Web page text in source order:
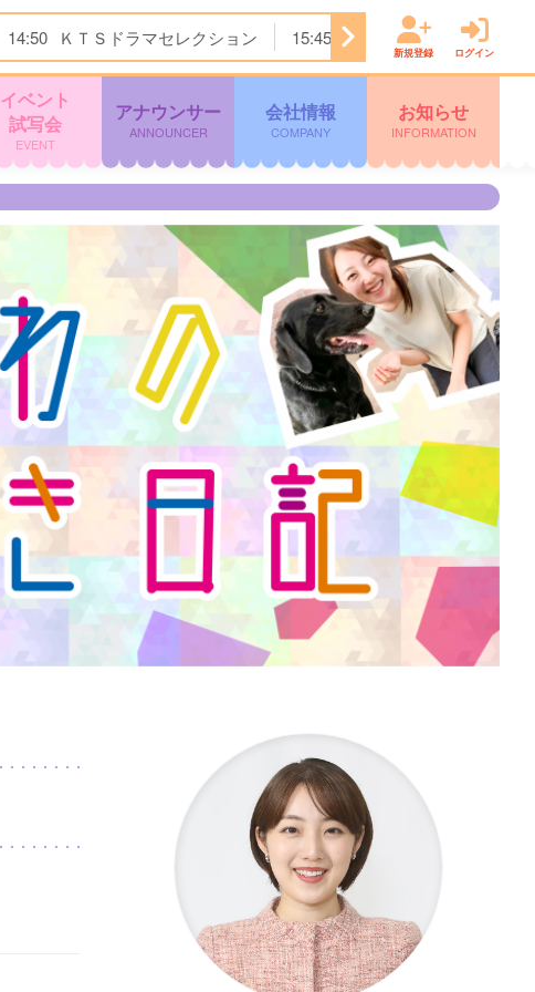
14:50 ＫＴＳドラマセレクション 15:45 Ｌｉｖｅ Ｎｅｗｓ イ
新規登録 ログイン
イベント
試写会
EVENT
アナウンサー
ANNOUNCER
会社情報
COMPANY
お知らせ
INFORMATION